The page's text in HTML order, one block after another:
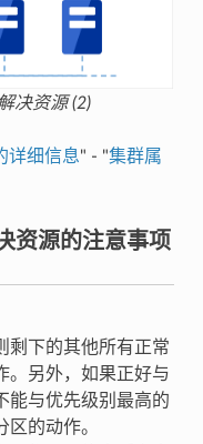
决资源 (2)
详细信息" - "集群属
资源的注意事项
剩下的其他所有正常
。另外，如果正好与
能与优先级别最高的
的动作。